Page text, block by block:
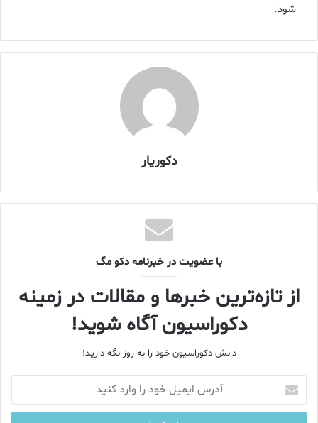
شود.
دکوریار
با عضویت در خبرنامه دکو مگ
از تازه‌ترین خبرها و مقالات در زمینه
دکوراسیون آگاه شوید!
دانش دکوراسیون خود را به روز نگه دارید!
ر